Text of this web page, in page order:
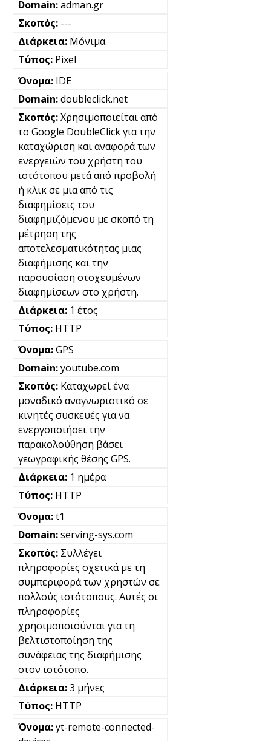
adman.gr
---
Μόνιμα
Pixel
IDE
doubleclick.net
Χρησιμοποιείται από
το Google DoubleClick για την
καταχώριση και αναφορά των
ενεργειών του χρήστη του
ιστότοπου μετά από προβολή
ή κλικ σε μια από τις
διαφημίσεις του
διαφημιζόμενου με σκοπό τη
μέτρηση της
αποτελεσματικότητας μιας
διαφήμισης και την
παρουσίαση στοχευμένων
διαφημίσεων στο χρήστη.
1 έτος
HTTP
GPS
youtube.com
Καταχωρεί ένα
μοναδικό αναγνωριστικό σε
κινητές συσκευές για να
ενεργοποιήσει την
παρακολούθηση βάσει
γεωγραφικής θέσης GPS.
1 ημέρα
HTTP
t1
serving-sys.com
Συλλέγει
πληροφορίες σχετικά με τη
συμπεριφορά των χρηστών σε
πολλούς ιστότοπους. Αυτές οι
πληροφορίες
χρησιμοποιούνται για τη
βελτιστοποίηση της
συνάφειας της διαφήμισης
στον ιστότοπο.
3 μήνες
HTTP
yt-remote-connected-